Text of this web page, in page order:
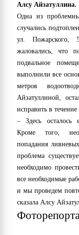
Алсу Айзатуллина.
Одна из
случались
ул. Пожарского,
жаловались, что
подвальное
выполнили все
метров
Айзатуллиной,
исправить в течение
– Здесь осталось
Кроме того,
попадания
проблема
необходимо
все необходимые
и мы проведем
сказала Алсу